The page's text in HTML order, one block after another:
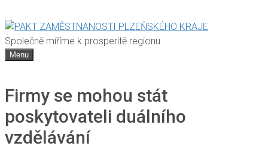
Společně míříme k prosperitě regionu
Menu
Firmy se mohou stát
poskytovateli duálního
vzdělávání